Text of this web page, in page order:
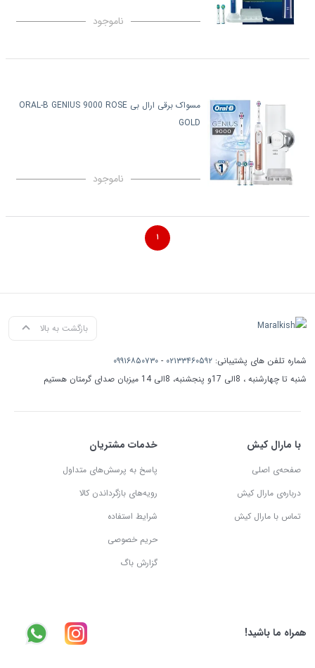
ناموجود
مسواک برقی ارال بی ORAL-B GENIUS 9000 ROSE
GOLD
ناموجود
۱
بازگشت به بالا
شماره تلفن های پشتیبانی: ۰۲۱۳۳۴۶۰۵۹۲ - ۰۹۹۱۶۸۵۰۷۳۰
شنبه تا چهارشنبه ، 8الی 17و پنجشنبه، 8الی 14 میزبان صدای گرمتان هستیم
با مارال کیش
صفحه‌ی اصلی
درباره‌ی مارال کیش
تماس با مارال کیش
خدمات مشتریان
پاسخ به پرسش‌های متداول
رویه‌های بازگرداندن کالا
شرایط استفاده
حریم خصوصی
گزارش باگ
همراه ما باشید!